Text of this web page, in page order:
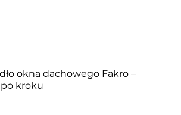
okna dachowego Fakro –
kroku